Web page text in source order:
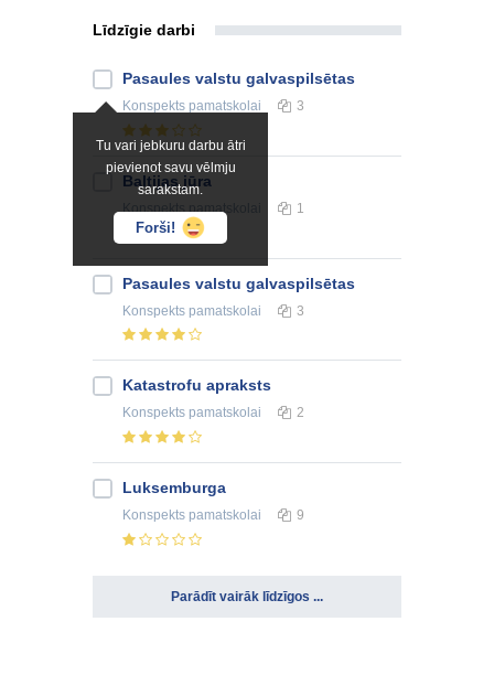
Līdzīgie darbi
Tu vari jebkuru darbu ātri
pievienot savu vēlmju
sarakstam.
Forši!
Pasaules valstu galvaspilsētas
Konspekts pamatskolai 3
Baltijas jūra
Konspektspamatskolai 1
Pasaules valstu galvaspilsētas
Konspekts pamatskolai 3
Katastrofu apraksts
Konspekts pamatskolai 2
Luksemburga
Konspekts pamatskolai 9
Parādīt vairāk līdzīgos ...